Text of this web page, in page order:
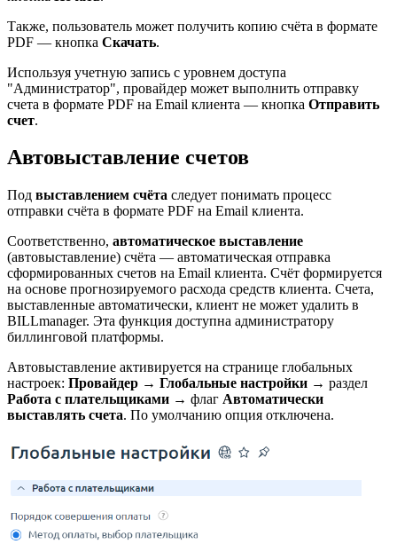
Также, пользователь может получить копию счёта в формате
PDF — кнопка Скачать.
Используя учетную запись с уровнем доступа
"Администратор", провайдер может выполнить отправку
счета в формате PDF на Email клиента — кнопка Отправить
счет.
Автовыставление счетов
Под выставлением счёта следует понимать процесс
отправки счёта в формате PDF на Email клиента.
Соответственно, автоматическое выставление
(автовыставление) счёта — автоматическая отправка
сформированных счетов на Email клиента. Счёт формируется
на основе прогнозируемого расхода средств клиента. Счета,
выставленные автоматически, клиент не может удалить в
BILLmanager. Эта функция доступна администратору
биллинговой платформы.
Автовыставление активируется на странице глобальных
настроек: Провайдер → Глобальные настройки → раздел
Работа с плательщиками → флаг Автоматически
выставлять счета. По умолчанию опция отключена.